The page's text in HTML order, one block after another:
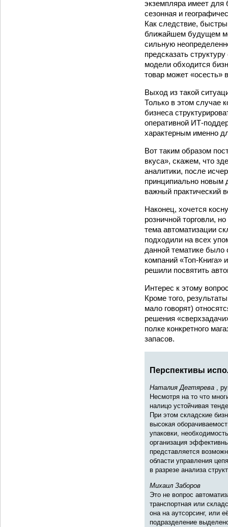
экземпляра имеет для
сезонная и
Как следствие,
ближайшем будущем
сильную
предсказать
модели обходится
товар может «осесть»
Выход из такой
Только в этом случае
бизнеса
оперативной ИТ-
характерным именно
Вот таким образом
вкуса», скажем, что
аналитики, после
принципиально новым
важный практический
Наконец, хочется
розничной торговли,
тема автоматизации
подходили на всех
данной тематике было
компаний «Топ-
решили посвятить
Интерес к этому
Кроме того,
мало говорят)
решения
полке конкретного
запасов.
Перспективы
Наталия Дегтярева
,
Несмотря на то что
налицо устойчивая
При этом складские
высокая
упаковки,
организация
представляется
области управления
в разрезе анализа
Михаил Заборов
Это не вопрос
транспортная или
она на аутсорсинг, или
подразделение